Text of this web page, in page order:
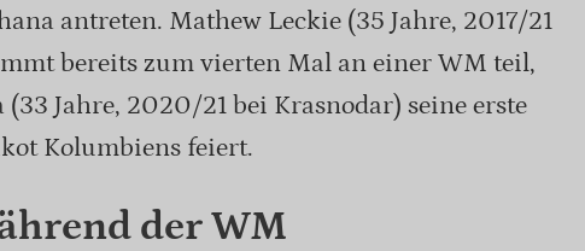
antreten. Mathew Leckie (35 Jahre, 2017/21
bereits zum vierten Mal an einer WM teil,
(33 Jahre, 2020/21 bei Krasnodar) seine erste
Kolumbiens feiert.
der WM